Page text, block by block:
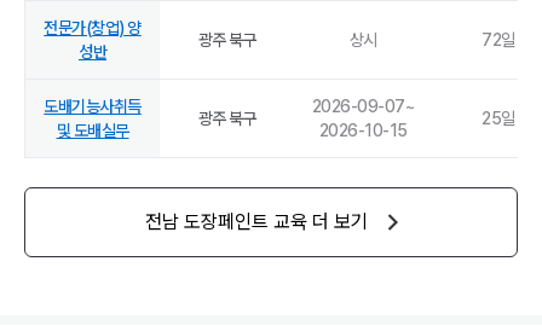
전문가(창업) 양
성반
광주 북구 상시 72일
도배기능사취득
및 도배실무
광주 북구
2026-09-07~
2026-10-15
25일
전남 도장페인트 교육 더 보기